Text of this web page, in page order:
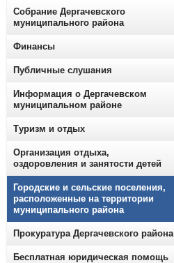
Собрание Дергачевского
муниципального района
Финансы
Публичные слушания
Информация о Дергачевском
муниципальном районе
Туризм и отдых
Организация отдыха,
оздоровления и занятости детей
Городские и сельские поселения,
расположенные на территории
муниципального района
Прокуратура Дергачевского района
Бесплатная юридическая помощь